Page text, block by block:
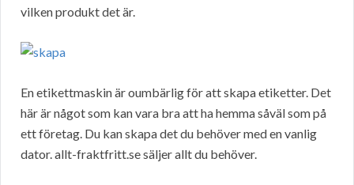
vilken produkt det är.
En etikettmaskin är oumbärlig för att skapa etiketter. Det
här är något som kan vara bra att ha hemma såväl som på
ett företag. Du kan skapa det du behöver med en vanlig
dator. allt-fraktfritt.se säljer allt du behöver.